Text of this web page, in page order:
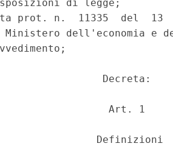
di legge;
prot. n.  11335  del  13
Ministero dell'economia
Decreta:
Art. 1
Definizioni